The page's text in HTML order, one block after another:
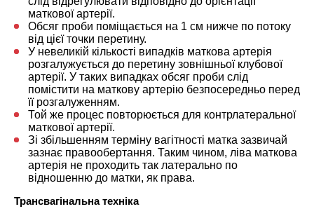
маткової артерії.
Обсяг проби поміщається на 1 см нижче по потоку
від цієї точки перетину.
У невеликій кількості випадків маткова артерія
розгалужується до перетину зовнішньої клубової
артерії. У таких випадках обсяг проби слід
помістити на маткову артерію безпосередньо перед
її розгалуженням.
Той же процес повторюється для контрлатеральної
маткової артерії.
Зі збільшенням терміну вагітності матка зазвичай
зазнає правообертання. Таким чином, ліва маткова
артерія не проходить так латерально по
відношенню до матки, як права.
Трансвагінальна техніка